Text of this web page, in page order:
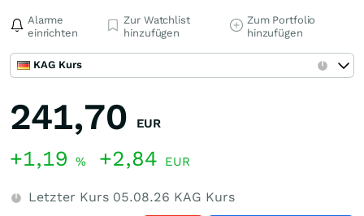
Alarme
einrichten
Zur Watchlist
hinzufügen
Zum Portfolio
hinzufügen
KAG Kurs
241,70 EUR
+1,19 % +2,84 EUR
Letzter Kurs 05.08.26 KAG Kurs